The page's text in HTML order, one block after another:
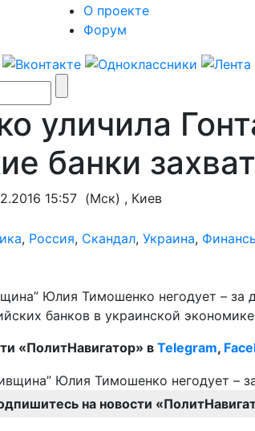
О проекте
Форум
уличила
банки
15:57 (Мск) , Киев
, Россия, Скандал, Украина,
Юлия Тимошенко негодует – за
банков в украинской
«ПолитНавигатор» в Telegram,
на новости